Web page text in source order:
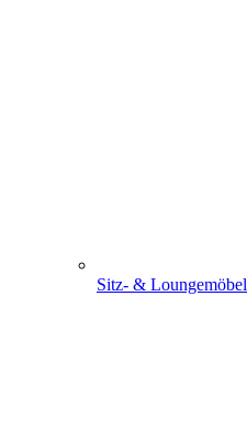
Sitz- & Loungemöbel